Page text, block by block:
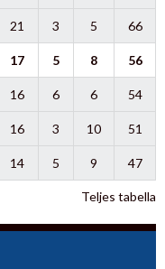
21 3 5 66
17 5 8 56
16 6 6 54
16 3 10 51
14 5 9 47
Teljes tabella